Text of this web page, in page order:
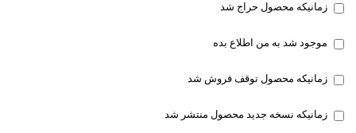
زمانیکه محصول حراج شد
موجود شد به من اطلاع بده
زمانیکه محصول توقف فروش شد
زمانیکه نسخه جدید محصول منتشر شد